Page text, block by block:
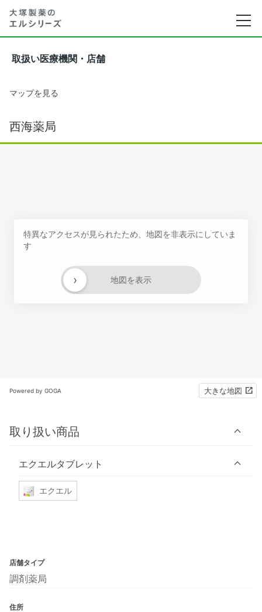
取扱い医療機関・店舗
マップを見る
西海薬局
特異なアクセスが見られたため、地図を非表示にしていま
す
地図を表示
›
Powered by GOGA 大きな地図
取り扱い商品
エクエルタブレット
エクエル
店舗タイプ
調剤薬局
住所